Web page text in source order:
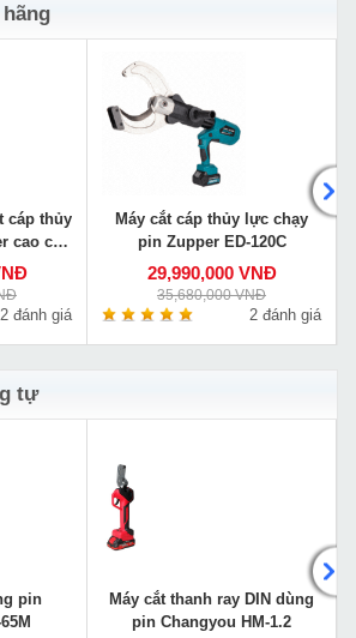
cáp thủy
cao cấp
2 đánh giá
Máy cắt cáp thủy lực chạy
pin Zupper ED-120C
29,990,000 VNĐ
35,680,000 VNĐ
2 đánh giá
tự
pin
Máy cắt thanh ray DIN dùng
pin Changyou HM-1.2